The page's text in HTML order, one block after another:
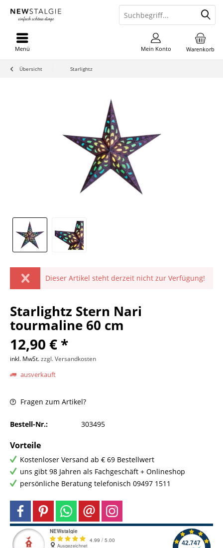
Warenkorb
Mein Konto
Menü
Übersicht Starlightz
Dieser Artikel steht derzeit nicht zur Verfügung!
Starlightz Stern Nari
tourmaline 60 cm
12,90 € *
inkl. MwSt.zzgl. Versandkosten
ausverkauft
Fragen zum Artikel?
Bestell-Nr.: 303495
Vorteile
Kostenloser Versand ab € 69 Bestellwert
uns gibt 98 Jahren als Fachgeschäft + Onlineshop
persönliche Beratung telefonisch 09497 1511